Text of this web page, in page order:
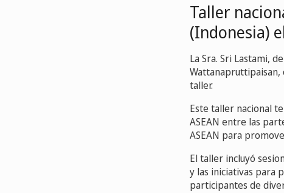
Taller
(Indonesia)
La Sra. Sri Lastami,
Wattanapruttipaisan,
taller.
Este taller nacional
ASEAN entre las
ASEAN para
El taller incluyó
y las iniciativas para
participantes de